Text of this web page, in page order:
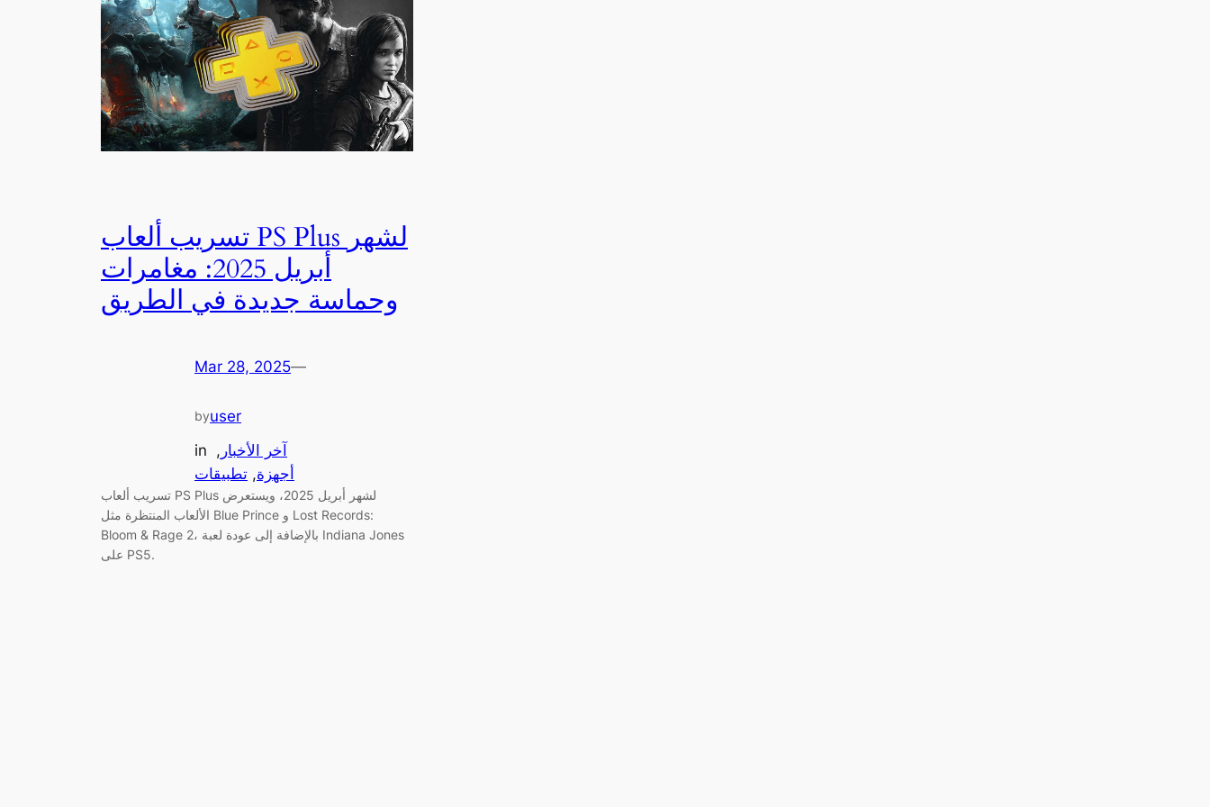
تسريب ألعاب PS Plus لشهر
أبريل 2025: مغامرات
وحماسة جديدة في الطريق
Mar 28, 2025—
byuser
in
آخر الأخبار ,
أجهزة, تطبيقات
تسريب ألعاب PS Plus لشهر أبريل 2025، ويستعرض
الألعاب المنتظرة مثل Blue Prince و Lost Records:
Bloom & Rage 2، بالإضافة إلى عودة لعبة Indiana Jones
على PS5.